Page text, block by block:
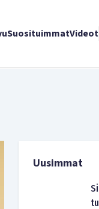
SuosituimmatVideot
Uusimmat